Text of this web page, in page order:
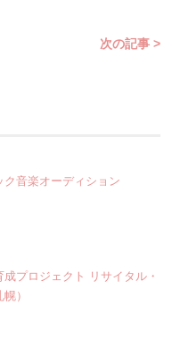
次の記事 >
ク音楽オーディション
成プロジェクト リサイタル・
）